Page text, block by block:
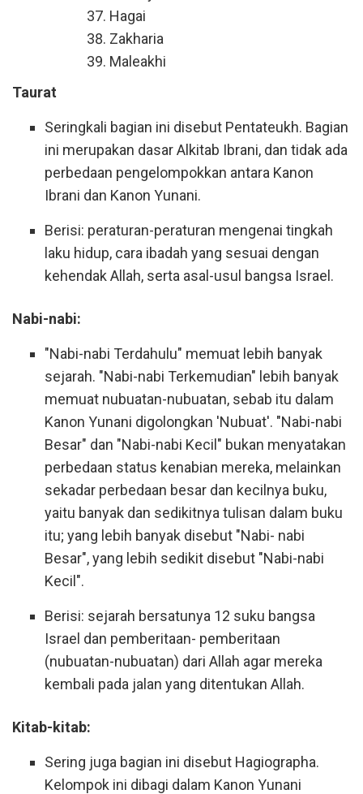
Hagai
Zakharia
Maleakhi
Taurat
Seringkali bagian ini disebut Pentateukh. Bagian
ini merupakan dasar Alkitab Ibrani, dan tidak ada
perbedaan pengelompokkan antara Kanon
Ibrani dan Kanon Yunani.
Berisi: peraturan-peraturan mengenai tingkah
laku hidup, cara ibadah yang sesuai dengan
kehendak Allah, serta asal-usul bangsa Israel.
Nabi-nabi:
"Nabi-nabi Terdahulu" memuat lebih banyak
sejarah. "Nabi-nabi Terkemudian" lebih banyak
memuat nubuatan-nubuatan, sebab itu dalam
Kanon Yunani digolongkan 'Nubuat'. "Nabi-nabi
Besar" dan "Nabi-nabi Kecil" bukan menyatakan
perbedaan status kenabian mereka, melainkan
sekadar perbedaan besar dan kecilnya buku,
yaitu banyak dan sedikitnya tulisan dalam buku
itu; yang lebih banyak disebut "Nabi- nabi
Besar", yang lebih sedikit disebut "Nabi-nabi
Kecil".
Berisi: sejarah bersatunya 12 suku bangsa
Israel dan pemberitaan- pemberitaan
(nubuatan-nubuatan) dari Allah agar mereka
kembali pada jalan yang ditentukan Allah.
Kitab-kitab:
Sering juga bagian ini disebut Hagiographa.
Kelompok ini dibagi dalam Kanon Yunani